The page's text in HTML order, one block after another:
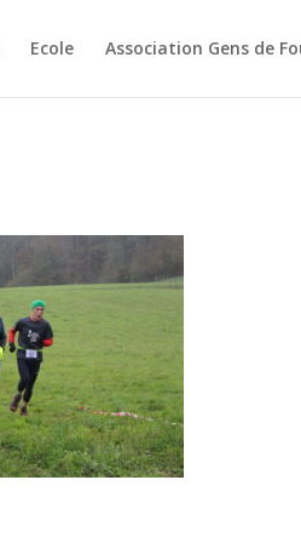
Ecole Association Gens de